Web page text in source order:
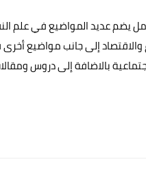
يضم عديد المواضيع في علم
والاقتصاد إلى جانب مواضيع
بالاضافة إلى دروس